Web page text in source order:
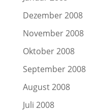
Dezember 2008
November 2008
Oktober 2008
September 2008
August 2008
Juli 2008